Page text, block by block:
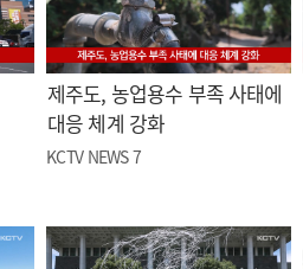
제주도, 농업용수 부족 사태에
대응 체계 강화
KCTV NEWS 7